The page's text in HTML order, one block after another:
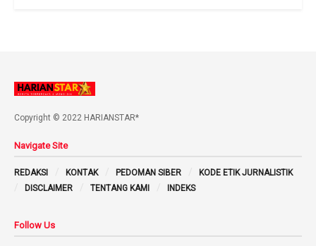
Copyright © 2022 HARIANSTAR*
Navigate Site
REDAKSI KONTAK PEDOMAN SIBER
KODE ETIK JURNALISTIK
DISCLAIMER
TENTANG KAMI INDEKS
Follow Us